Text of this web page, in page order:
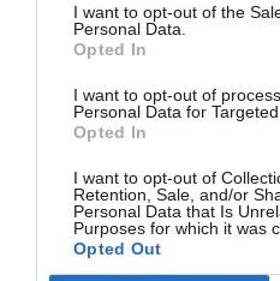
I want to opt-out of the
Personal Data.
Opted In
I want to opt-out of
Personal Data for Targeted
Opted In
I want to opt-out of
Retention, Sale, and/or
Personal Data that Is
Purposes for which it was
Opted Out
Economía de
"guerra": Torra vs.
Sánchez
El paro
afecta en